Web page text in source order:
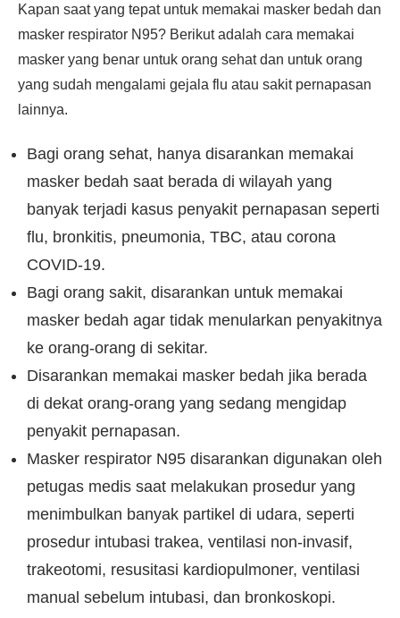
Kapan saat yang tepat untuk memakai masker bedah dan
masker respirator N95? Berikut adalah cara memakai
masker yang benar untuk orang sehat dan untuk orang
yang sudah mengalami gejala flu atau sakit pernapasan
lainnya.
Bagi orang sehat, hanya disarankan memakai
masker bedah saat berada di wilayah yang
banyak terjadi kasus penyakit pernapasan seperti
flu, bronkitis, pneumonia, TBC, atau corona
COVID-19.
Bagi orang sakit, disarankan untuk memakai
masker bedah agar tidak menularkan penyakitnya
ke orang-orang di sekitar.
Disarankan memakai masker bedah jika berada
di dekat orang-orang yang sedang mengidap
penyakit pernapasan.
Masker respirator N95 disarankan digunakan oleh
petugas medis saat melakukan prosedur yang
menimbulkan banyak partikel di udara, seperti
prosedur intubasi trakea, ventilasi non-invasif,
trakeotomi, resusitasi kardiopulmoner, ventilasi
manual sebelum intubasi, dan bronkoskopi.